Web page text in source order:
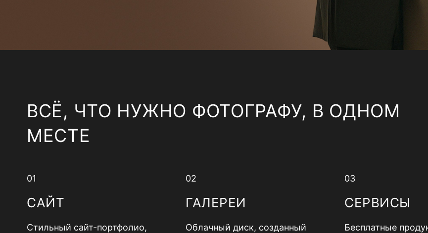
ВСЁ, ЧТО НУЖНО ФОТОГРАФУ, В ОДНОМ
МЕСТЕ
01
САЙТ
Стильный сайт-портфолио,
02
ГАЛЕРЕИ
Облачный диск, созданный
03
СЕРВИСЫ
Бесплатные